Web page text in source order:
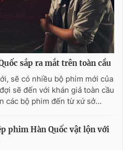
sắp ra mắt trên toàn cầu
sẽ có nhiều bộ phim mới của
sẽ đến với khán giả toàn cầu
các bộ phim đến từ xứ sở...
phim Hàn Quốc vật lộn với